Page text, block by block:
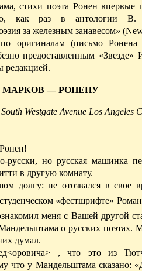
стихи поэта Ронен впервые
как раз в антологии
за железным занавесом» (
оригиналам (письмоРонена
предоставленным «Звезде»
редакцией.
МАРКОВ — РОНЕНУ
Westgate Avenue Los Angeles
Ронен!
русски, но русская машинка
в другую комнату.
долгу: не отозвался в свое
«фестшрифте»
меня с Вашей другой
о русских поэтах.
думал.
<оровича> , что это из
что у Мандельштама сказано: